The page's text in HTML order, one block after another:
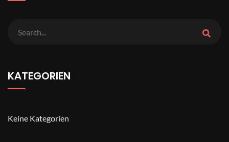
KATEGORIEN
Keine Kategorien